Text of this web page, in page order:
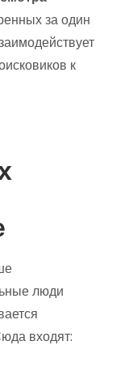
за один
к
люди
входят: